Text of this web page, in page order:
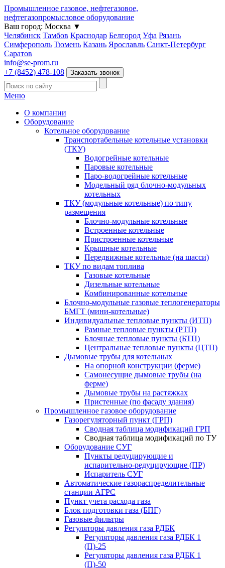
Промышленное газовое, нефтегазовое,
нефтегазопромысловое оборудование
Ваш город: Москва ▼
Челябинск Тамбов Краснодар Белгород Уфа Рязань
Симферополь Тюмень Казань Ярославль Санкт-Петербург
Саратов
info@se-prom.ru
+7 (8452) 478-108
Заказать звонок
Меню
О компании
Оборудование
Котельное оборудование
Транспортабельные котельные установки
(ТКУ)
Водогрейные котельные
Паровые котельные
Паро-водогрейные котельные
Модельный ряд блочно-модульных
котельных
ТКУ (модульные котельные) по типу
размещения
Блочно-модульные котельные
Встроенные котельные
Пристроенные котельные
Крышные котельные
Передвижные котельные (на шасси)
ТКУ по видам топлива
Газовые котельные
Дизельные котельные
Комбинированные котельные
Блочно-модульные газовые теплогенераторы
БМГТ (мини-котельные)
Индивидуальные тепловые пункты (ИТП)
Рамные тепловые пункты (РТП)
Блочные тепловые пункты (БТП)
Центральные тепловые пункты (ЦТП)
Дымовые трубы для котельных
На опорной конструкции (ферме)
Самонесущие дымовые трубы (на
ферме)
Дымовые трубы на растяжках
Пристенные (по фасаду здания)
Промышленное газовое оборудование
Газорегуляторный пункт (ГРП)
Сводная таблица модификаций ГРП
Сводная таблица модификаций по ТУ
Оборудование СУГ
Пункты редуцирующие и
испарительно-редуцирующие (ПР)
Испаритель СУГ
Автоматические газораспределительные
станции АГРС
Пункт учета расхода газа
Блок подготовки газа (БПГ)
Газовые фильтры
Регуляторы давления газа РДБК
Регуляторы давления газа РДБК 1
(П)-25
Регуляторы давления газа РДБК 1
(П)-50